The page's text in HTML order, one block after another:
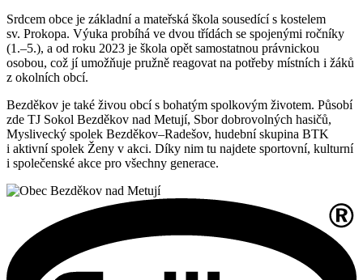
Srdcem obce je základní a mateřská škola sousedící s kostelem
sv. Prokopa. Výuka probíhá ve dvou třídách se spojenými ročníky
(1.–5.), a od roku 2023 je škola opět samostatnou právnickou
osobou, což jí umožňuje pružně reagovat na potřeby místních i žáků
z okolních obcí.
Bezděkov je také živou obcí s bohatým spolkovým životem. Působí
zde TJ Sokol Bezděkov nad Metují, Sbor dobrovolných hasičů,
Myslivecký spolek Bezděkov–Radešov, hudební skupina BTK
i aktivní spolek Ženy v akci. Díky nim tu najdete sportovní, kulturní
i společenské akce pro všechny generace.